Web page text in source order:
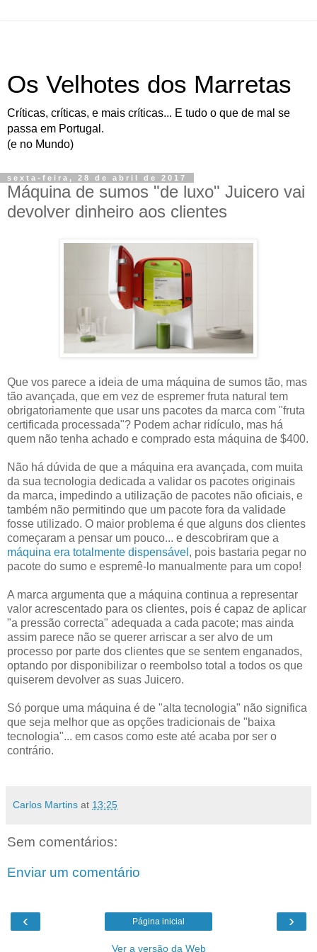
Os Velhotes dos Marretas
Críticas, críticas, e mais críticas... E tudo o que de mal se
passa em Portugal.
(e no Mundo)
sexta-feira, 28 de abril de 2017
Máquina de sumos "de luxo" Juicero vai
devolver dinheiro aos clientes
Que vos parece a ideia de uma máquina de sumos tão, mas
tão avançada, que em vez de espremer fruta natural tem
obrigatoriamente que usar uns pacotes da marca com "fruta
certificada processada"? Podem achar ridículo, mas há
quem não tenha achado e comprado esta máquina de $400.
Não há dúvida de que a máquina era avançada, com muita
da sua tecnologia dedicada a validar os pacotes originais
da marca, impedindo a utilização de pacotes não oficiais, e
também não permitindo que um pacote fora da validade
fosse utilizado. O maior problema é que alguns dos clientes
começaram a pensar um pouco... e descobriram que a
máquina era totalmente dispensável , pois bastaria pegar no
pacote do sumo e espremê-lo manualmente para um copo!
A marca argumenta que a máquina continua a representar
valor acrescentado para os clientes, pois é capaz de aplicar
"a pressão correcta" adequada a cada pacote; mas ainda
assim parece não se querer arriscar a ser alvo de um
processo por parte dos clientes que se sentem enganados,
optando por disponibilizar o reembolso total a todos os que
quiserem devolver as suas Juicero.
Só porque uma máquina é de "alta tecnologia" não significa
que seja melhor que as opções tradicionais de "baixa
tecnologia"... em casos como este até acaba por ser o
contrário.
Carlos Martins at 13:25
Sem comentários:
Enviar um comentário
‹ ›
Página inicial
Ver a versão da Web